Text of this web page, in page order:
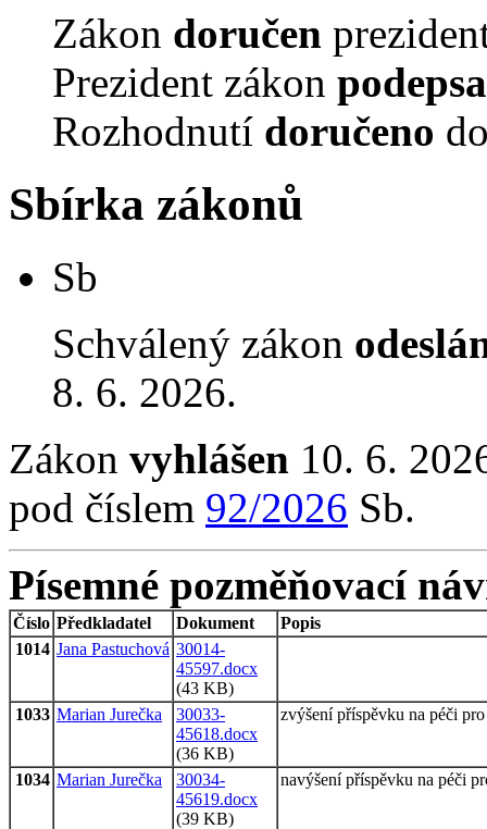
Zákon doručen
Prezident zákon
Rozhodnutí doručeno
Sbírka zákonů
Sb
Schválený zákon
8. 6. 2026.
Zákon vyhlášen 10. 6.
pod číslem 92/2026 Sb.
Písemné pozměňovací
Číslo Předkladatel Dokument
Popis
1014 Jana Pastuchová 30014-
45597.docx
(43 KB)
1033 Marian Jurečka
30033-
45618.docx
(36 KB)
zvýšení příspěvku na péči
1034 Marian Jurečka
30034-
45619.docx
(39 KB)
navýšení příspěvku na péči